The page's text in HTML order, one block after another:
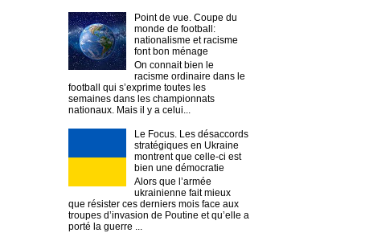
Point de vue. Coupe du
monde de football:
nationalisme et racisme
font bon ménage
On connait bien le
racisme ordinaire dans le
football qui s’exprime toutes les
semaines dans les championnats
nationaux. Mais il y a celui...
Le Focus. Les désaccords
stratégiques en Ukraine
montrent que celle-ci est
bien une démocratie
Alors que l’armée
ukrainienne fait mieux
que résister ces derniers mois face aux
troupes d’invasion de Poutine et qu’elle a
porté la guerre ...